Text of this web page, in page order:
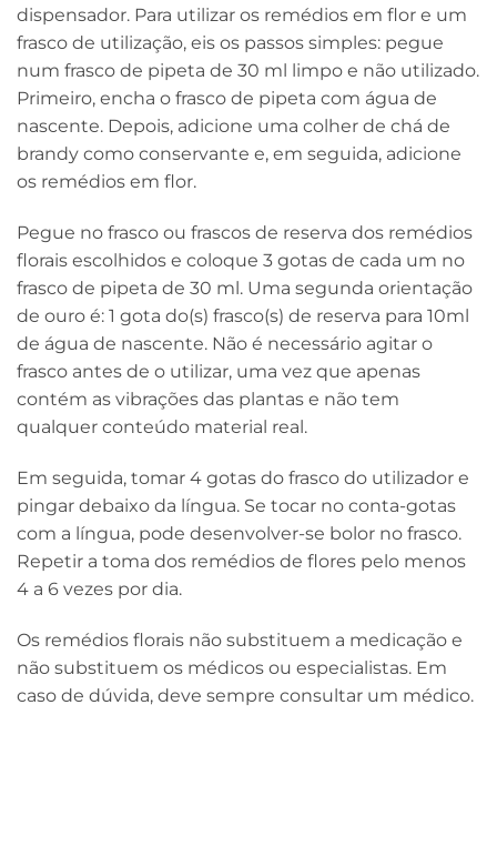
dispensador. Para utilizar os remédios em flor e um
frasco de utilização, eis os passos simples: pegue
num frasco de pipeta de 30 ml limpo e não utilizado.
Primeiro, encha o frasco de pipeta com água de
nascente. Depois, adicione uma colher de chá de
brandy como conservante e, em seguida, adicione
os remédios em flor.
Pegue no frasco ou frascos de reserva dos remédios
florais escolhidos e coloque 3 gotas de cada um no
frasco de pipeta de 30 ml. Uma segunda orientação
de ouro é: 1 gota do(s) frasco(s) de reserva para 10ml
de água de nascente. Não é necessário agitar o
frasco antes de o utilizar, uma vez que apenas
contém as vibrações das plantas e não tem
qualquer conteúdo material real.
Em seguida, tomar 4 gotas do frasco do utilizador e
pingar debaixo da língua. Se tocar no conta-gotas
com a língua, pode desenvolver-se bolor no frasco.
Repetir a toma dos remédios de flores pelo menos
4 a 6 vezes por dia.
Os remédios florais não substituem a medicação e
não substituem os médicos ou especialistas. Em
caso de dúvida, deve sempre consultar um médico.